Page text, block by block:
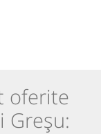
oferite
Greșu: